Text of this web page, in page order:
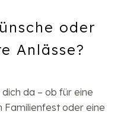
oder
Anlässe?
da – ob für eine
Familienfest oder eine